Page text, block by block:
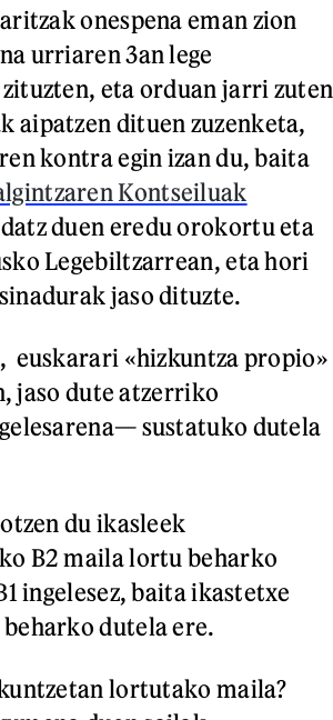
onespena eman zion
urriaren 3an lege
eta orduan jarri zuten
aipatzen dituen zuzenketa,
kontra egin izan du, baita
Kontseiluak
duen eredu orokortu eta
Legebiltzarrean, eta hori
jaso dituzte.
euskarari «hizkuntza propio»
jaso dute atzerriko
sustatuko dutela
du ikasleek
B2 maila lortu beharko
ingelesez, baita ikastetxe
dutela ere.
lortutako maila?